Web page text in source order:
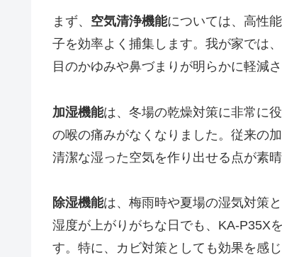
まず、 空気清浄機能については、高性
子を効率よく捕集します。我が家では
目のかゆみや鼻づまりが明らかに軽減さ
加湿機能は、冬場の乾燥対策に非常に
の喉の痛みがなくなりました。従来の
清潔な湿った空気を作り出せる点が素晴
除湿機能は、梅雨時や夏場の湿気対策
湿度が上がりがちな日でも、KA-P35X
す。特に、カビ対策としても効果を感じ